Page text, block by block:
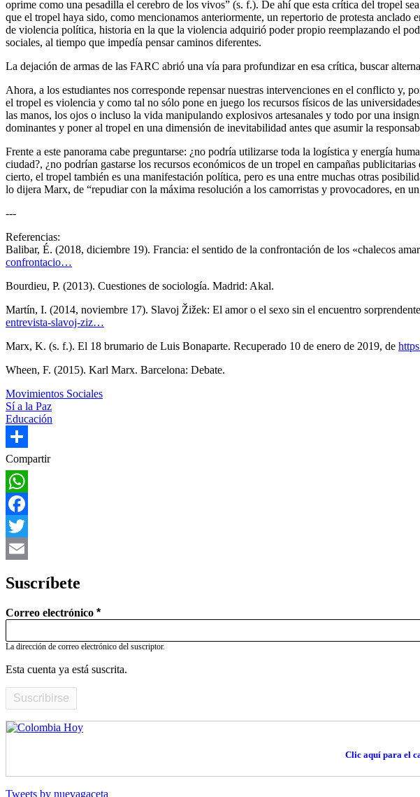
oprime como una pesadilla el cerebro de los vivos” (s. f.). De ahí que esta crítica del tropel
que el tropel haya sido, como mencionamos anteriormente, un repertorio de protesta
de violencia política, historia en la que la violencia adquirió poder propio reemplazando el
sociales, al tiempo que impedía pensar caminos diferentes.
La dejación de armas de las FARC abrió una vía para profundizar en esa crítica, buscar
Ahora, a los estudiantes nos corresponde repensar nuestras intervenciones en el conflicto
el tropel es violencia y como tal no sólo pone en juego los recursos físicos de las
las manos, los ojos o incluso la vida manipulando explosivos artesanales y todo por una
dominantes y poner al tropel en una dimensión de inevitabilidad antes que asumir la
Frente a este panorama cabe preguntarse: ¿no podría utilizarse toda la logística y energía
ciudad?, ¿no podrían gastarse los recursos económicos de un tropel en campañas
cierto, el tropel también es una manifestación política, pero es una entre muchas otras
lo dijera Marx, de “repudiar con la máxima resolución a los camorristas y provocadores, en
---
Referencias:
Balibar, É. (2018, diciembre 19). Francia: el sentido de la confrontación de los «chalecos
confrontacio…
Bourdieu, P. (2013). Cuestiones de sociología. Madrid: Akal.
Martín, I. (2014, noviembre 17). Slavoj Žižek: El amor o el sexo sin el encuentro
entrevista-slavoj-ziz…
Marx, K. (s. f.). El 18 brumario de Luis Bonaparte. Recuperado 10 de enero de 2019, de
Wheen, F. (2015). Karl Marx. Barcelona: Debate.
Movimientos Sociales
Sí a la Paz
Educación
Share
Compartir
WhatsApp
Facebook
Twitter
Suscríbete
Correo electrónico
La dirección de correo electrónico del suscriptor.
Esta cuenta ya está suscrita.
Clic aquí para el
Tweets by nuevagaceta